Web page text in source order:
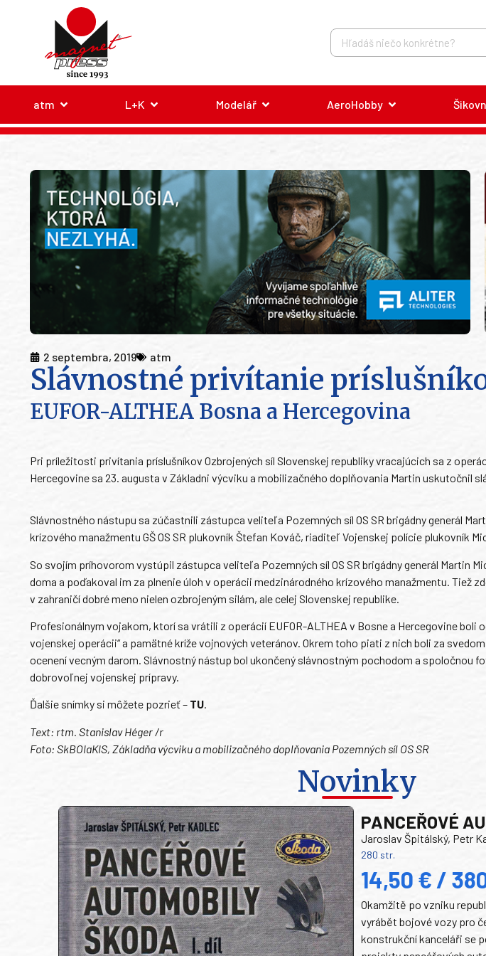
atm L+K Modelář AeroHobby
2 septembra, 2019 atm
Slávnostné privítanie
EUFOR-ALTHEA Bosna a Hercegovina
Pri príležitosti privítania príslušníkov Ozbrojených síl Slovenskej republiky vracajúcich sa z
Hercegovine sa 23. augusta v Základni výcviku a mobilizačného doplňovania Martin uskutočnil
Slávnostného nástupu sa zúčastnili zástupca veliteľa Pozemných síl OS SR brigádny generál
krízového manažmentu GŠ OS SR plukovník Štefan Kováč, riaditeľ Vojenskej polície plukovník
So svojím príhovorom vystúpil zástupca veliteľa Pozemných síl OS SR brigádny generál Martin
doma a poďakoval im za plnenie úloh v operácii medzinárodného krízového manažmentu. Tiež
v zahraničí dobré meno nielen ozbrojeným silám, ale celej Slovenskej republike.
Profesionálnym vojakom, ktorí sa vrátili z operácií EUFOR-ALTHEA v Bosne a Hercegovine boli
vojenskej operácii“ a pamätné kríže vojnových veteránov. Okrem toho piati z nich boli za
ocenení vecným darom. Slávnostný nástup bol ukončený slávnostným pochodom a spoločnou
dobrovoľnej vojenskej prípravy.
Ďalšie snímky si môžete pozrieť – TU.
Text: rtm. Stanislav Héger /r
Foto: SkBOIaKIS, Základňa výcviku a mobilizačného doplňovania Pozemných síl OS SR
Novinky
PANCEŘOVÉ
Jaroslav Špitálský, Petr
280 str.
14,50 € /
Okamžitě po vzniku
vyrábět bojové vozy pro
konstrukční kanceláři se